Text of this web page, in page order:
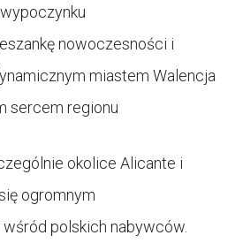
nowoczesności i
miastem Walencja
sercem regionu
okolice Alicante i
ogromnym
polskich nabywców.